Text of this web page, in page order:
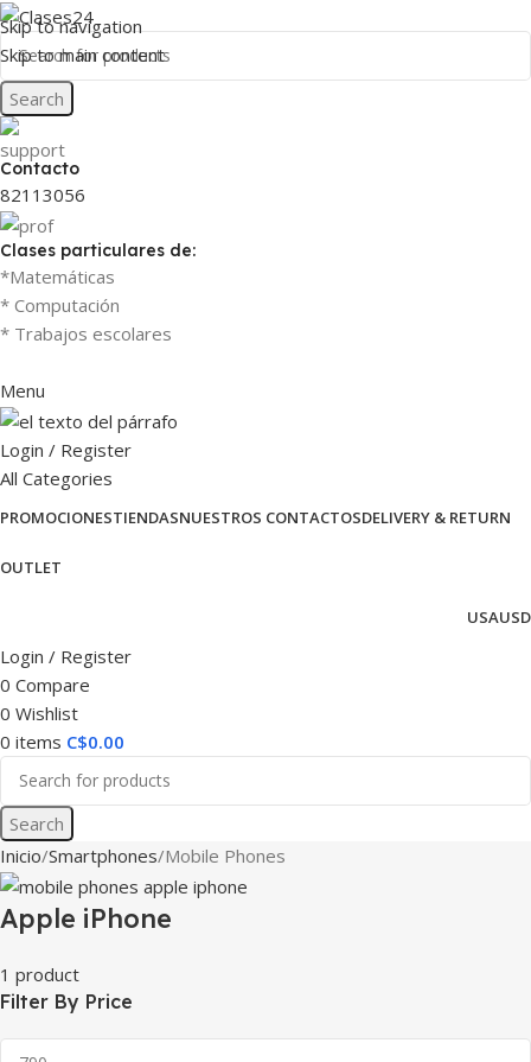
Skip to navigation
Skip to main content
Search
Contacto
82113056
Clases particulares de:
*Matemáticas
* Computación
* Trabajos escolares
Menu
Login / Register
All Categories
PROMOCIONESTIENDASNUESTROS CONTACTOSDELIVERY & RETURN
OUTLET
USAUSD
Login / Register
0 Compare
0 Wishlist
0 items C$0.00
Search
Inicio Smartphones Mobile Phones
Apple iPhone
1 product
Filter By Price